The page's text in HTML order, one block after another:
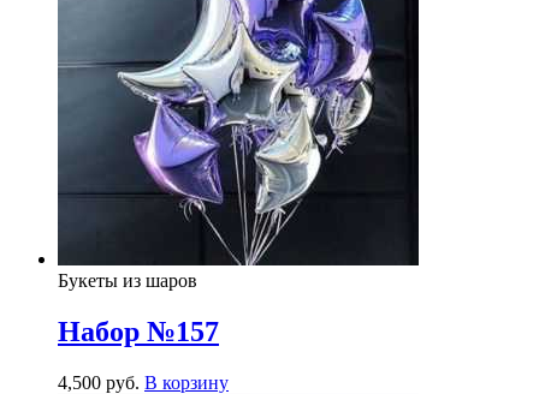
Букеты из шаров
Набор №157
4,500 руб. В корзину